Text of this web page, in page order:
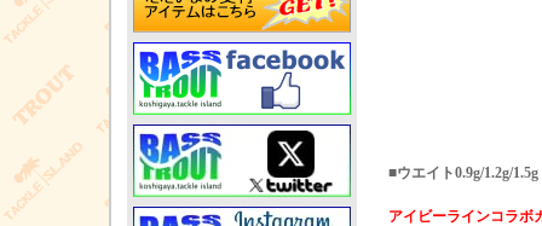
■ウエイト0.9g/1.2g/1.5g
アイビーラインコラボ